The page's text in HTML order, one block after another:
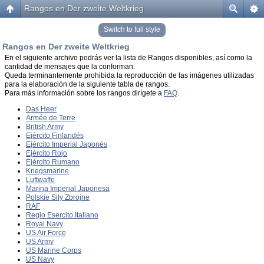
Rangos en Der zweite Weltkrieg
Switch to full style
Rangos en Der zweite Weltkrieg
En el siguiente archivo podrás ver la lista de Rangos disponibles, así como la
cantidad de mensajes que la conforman.
Queda terminantemente prohibida la reproducción de las imágenes utilizadas
para la elaboración de la siguiente tabla de rangos.
Para más información sobre los rangos dirígete a FAQ.
Das Heer
Armée de Terre
British Army
Ejército Finlandés
Ejército Imperial Japonés
Ejército Rojo
Ejército Rumano
Kriegsmarine
Luftwaffe
Marina Imperial Japonesa
Polskie Siły Zbrojne
RAF
Regio Esercito Italiano
Royal Navy
US Air Force
US Army
US Marine Corps
US Navy